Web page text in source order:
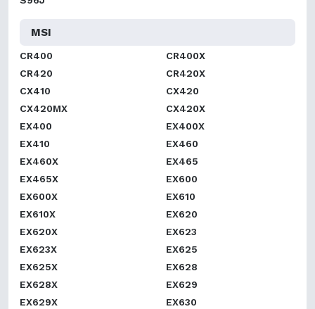
MSI
CR400
CR400X
CR420
CR420X
CX410
CX420
CX420MX
CX420X
EX400
EX400X
EX410
EX460
EX460X
EX465
EX465X
EX600
EX600X
EX610
EX610X
EX620
EX620X
EX623
EX623X
EX625
EX625X
EX628
EX628X
EX629
EX629X
EX630